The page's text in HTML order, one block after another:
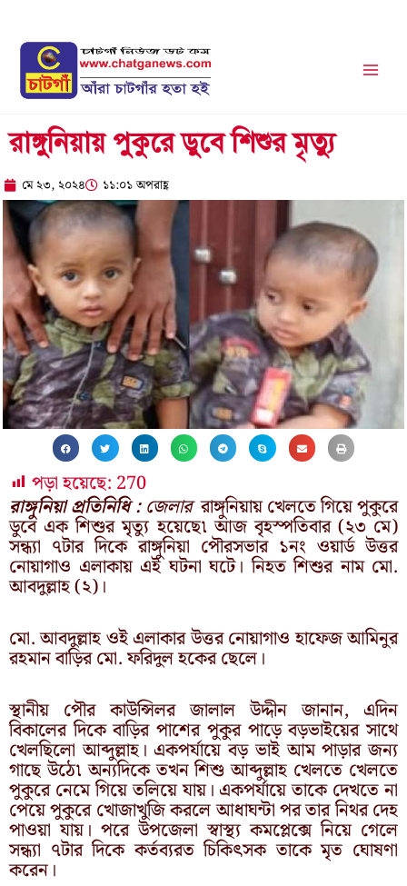
content
রাঙ্গুনিয়ায় পুকুরে ডুবে শিশুর মৃত্যু
মে ২৩, ২০২৪ ১১:০১ অপরাহ্ণ
পড়া হয়েছে: 270
রাঙ্গুনিয়া প্রতিনিধি :জেলাররাঙ্গুনিয়ায় খেলতে গিয়ে পুকুরে
ডুবে এক শিশুর মৃত্যু হয়েছে৷ আজ বৃহস্পতিবার (২৩ মে)
সন্ধ্যা ৭টার দিকে রাঙ্গুনিয়া পৌরসভার ১নং ওয়ার্ড উত্তর
নোয়াগাও এলাকায় এই ঘটনা ঘটে। নিহত শিশুর নাম মো.
আবদুল্লাহ (২)।
মো. আবদুল্লাহ ওই এলাকার উত্তর নোয়াগাও হাফেজ আমিনুর
রহমান বাড়ির মো. ফরিদুল হকের ছেলে।
স্থানীয় পৌর কাউন্সিলর জালাল উদ্দীন জানান, এদিন
বিকালের দিকে বাড়ির পাশের পুকুর পাড়ে বড়ভাইয়ের সাথে
খেলছিলো আব্দুল্লাহ। একপর্যায়ে বড় ভাই আম পাড়ার জন্য
গাছে উঠে৷ অন্যদিকে তখন শিশু আব্দুল্লাহ খেলতে খেলতে
পুকুরে নেমে গিয়ে তলিয়ে যায়। একপর্যায়ে তাকে দেখতে না
পেয়ে পুকুরে খোজাখুজি করলে আধাঘন্টা পর তার নিথর দেহ
পাওয়া যায়। পরে উপজেলা স্বাস্থ্য কমপ্লেক্সে নিয়ে গেলে
সন্ধ্যা ৭টার দিকে কর্তব্যরত চিকিৎসক তাকে মৃত ঘোষণা
করেন।